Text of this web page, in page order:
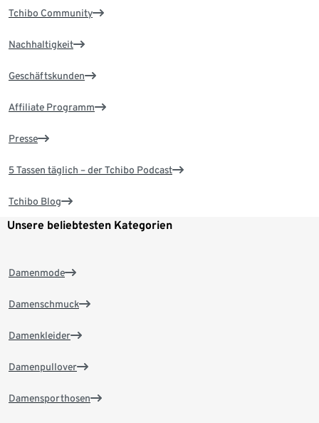
Tchibo Community
Nachhaltigkeit
Geschäftskunden
Affiliate Programm
Presse
5 Tassen täglich – der Tchibo Podcast
Tchibo Blog
Unsere beliebtesten Kategorien
Damenmode
Damenschmuck
Damenkleider
Damenpullover
Damensporthosen